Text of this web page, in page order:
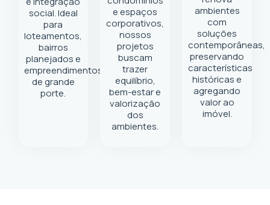
social. Ideal
para
loteamentos,
bairros
planejados e
empreendimentos
de grande
porte.
e espaços
corporativos,
nossos
projetos
buscam
trazer
equilíbrio,
bem-estar e
valorização
dos
ambientes.
ambientes
com
soluções
contemporâneas,
preservando
características
históricas e
agregando
valor ao
imóvel.